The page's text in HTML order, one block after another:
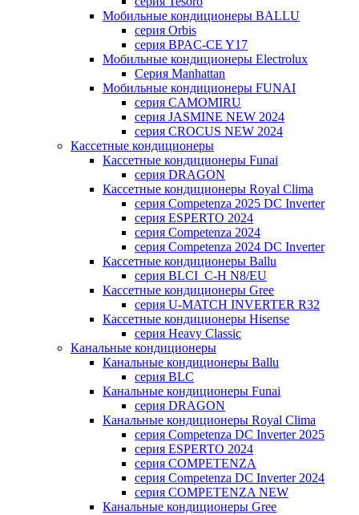
Мобильные кондиционеры BALLU
серия Orbis
серия BPAC-CE Y17
Мобильные кондиционеры Electrolux
Cерия Manhattan
Мобильные кондиционеры FUNAI
серия CAMOMIRU
серия JASMINE NEW 2024
серия CROCUS NEW 2024
Кассетные кондиционеры
Кассетные кондиционеры Funai
серия DRAGON
Кассетные кондиционеры Royal Clima
серия Competenza 2025 DC Inverter
серия ESPERTO 2024
серия Competenza 2024
серия Competenza 2024 DC Inverter
Кассетные кондиционеры Ballu
серия BLCI_C-H N8/EU
Кассетные кондиционеры Gree
серия U-MATCH INVERTER R32
Кассетные кондиционеры Hisense
серия Heavy Classic
Канальные кондиционеры
Канальные кондиционеры Ballu
серия BLC
Канальные кондиционеры Funai
серия DRAGON
Канальные кондиционеры Royal Clima
серия Competenza DC Inverter 2025
серия ESPERTO 2024
серия COMPETENZA
серия Competenza DC Inverter 2024
серия COMPETENZA NEW
Канальные кондиционеры Gree